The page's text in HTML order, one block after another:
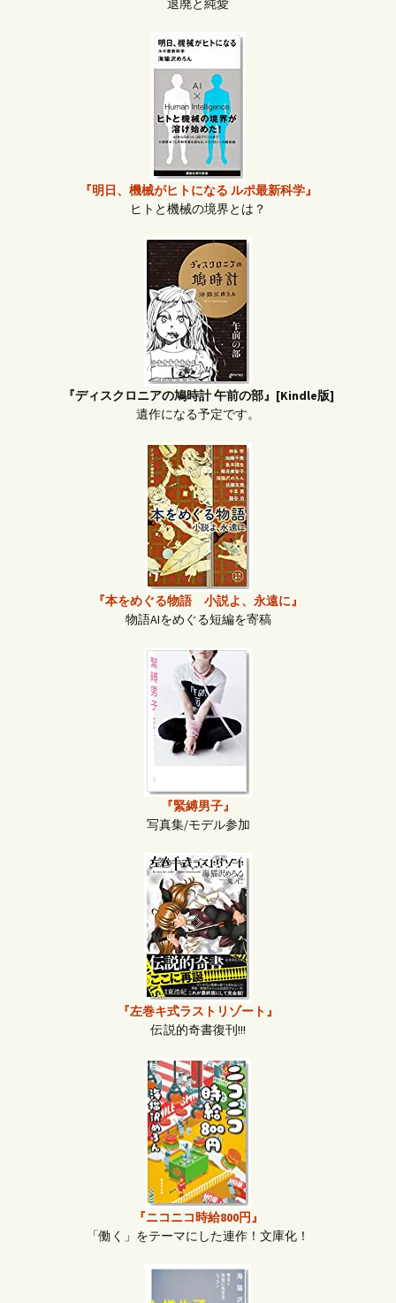
退廃と純愛
『明日、機械がヒトになる ルポ最新科学』
ヒトと機械の境界とは？
『ディスクロニアの鳩時計 午前の部』[Kindle版]
遺作になる予定です。
『本をめぐる物語 小説よ、永遠に』
物語AIをめぐる短編を寄稿
『緊縛男子』
写真集/モデル参加
『左巻キ式ラストリゾート』
伝説的奇書復刊!!!
『ニコニコ時給800円』
「働く」をテーマにした連作！文庫化！